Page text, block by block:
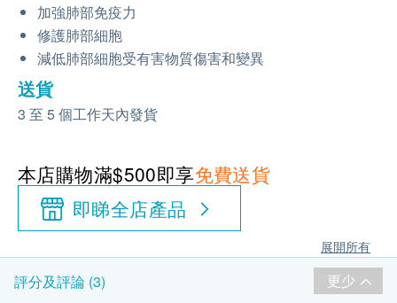
加強肺部免疫力
修護肺部細胞
減低肺部細胞受有害物質傷害和變異
送貨
3 至 5 個工作天內發貨
本店購物滿$500即享免費送貨
即睇全店產品
展開所有
評分及評論 (3) 更少